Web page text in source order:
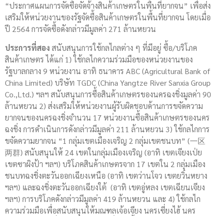
“ประกาศแผนการจัดซื้อจัดจ้างสินค้าเกษตรในพื้นที่ยากจน” เพื่อส่ง
เสริมให้หน่วยงานของรัฐจัดซื้อสินค้าเกษตรในพื้นที่ยากจน โดยเมื่อ
ปี 2564 การจัดซื้อดังกล่าวมีมูลค่า 271 ล้านหยวน
ประการที่สอง สนับสนุนการใช้กลไกลต่าง ๆ ที่มีอยู่ ซื้อ/บริโภค
สินค้าเกษตร ได้แก่ 1) ใช้กลไกความร่วมมือของหน่วยงานของ
รัฐบาลกลาง 9 หน่วยงาน อาทิ ธนาคาร ABC (Agricultural Bank of
China Limited) บริษัท TGDC (China Yangtze River Sanxia Group
Co.,Ltd.) ฯลฯ สนับสนุนการซื้อสินค้าเกษตรของนครฉงชิ่งมูลค่า 90
ล้านหยวน 2) ส่งเสริมให้หน่วยงานผู้รับผิดชอบด้านการขจัดความ
ยากจนของนครฉงชิ่งจำนวน 17 หน่วยงานซื้อสินค้าเกษตรของนคร
ฉงชิ่ง การดำเนินการดังกล่าวมีมูลค่า 211 ล้านหยวน 3) ใช้กลไกการ
ขจัดความยากจน “1 กลุ่มเขตเมืองเจริญ 2 กลุ่มเขตชนบท” (一区
两群) สนับสนุนให้ 24 เขตในกลุ่มเมืองเจริญ (อาทิ เขตเจียงเป่ย
เขตซาผิงป้า ฯลฯ) บริโภคสินค้าเกษตรจาก 17 เขตใน 2 กลุ่มเมือง
ชนบทฉงชิ่งตะวันออกเฉียงเหนือ (อาทิ เขตว่านโจว เขตยวิ๋นหยาง
ฯลฯ) และฉงชิ่งตะวันออกเฉียงใต้ (อาทิ เขตอู่หลง เขตเฉียนเจียง
ฯลฯ) การบริโภคดังกล่าวมีมูลค่า 419 ล้านหยวน และ 4) ใช้กลไก
ความร่วมมือเพื่อสนับสนุนให้มณฑลเจ้อเจียง นครเซี่ยงไฮ้ นคร